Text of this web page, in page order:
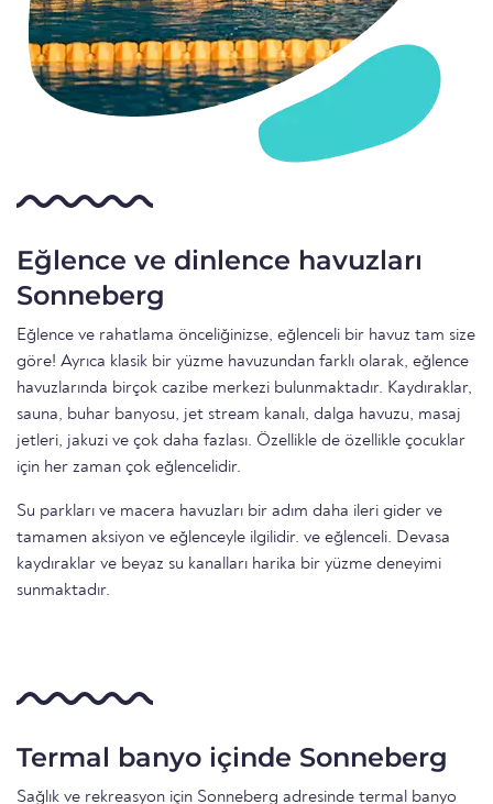
Eğlence ve dinlence havuzları
Sonneberg
Eğlence ve rahatlama önceliğinizse, eğlenceli bir havuz tam size
göre! Ayrıca klasik bir yüzme havuzundan farklı olarak, eğlence
havuzlarında birçok cazibe merkezi bulunmaktadır. Kaydıraklar,
sauna, buhar banyosu, jet stream kanalı, dalga havuzu, masaj
jetleri, jakuzi ve çok daha fazlası. Özellikle de özellikle çocuklar
için her zaman çok eğlencelidir.
Su parkları ve macera havuzları bir adım daha ileri gider ve
tamamen aksiyon ve eğlenceyle ilgilidir. ve eğlenceli. Devasa
kaydıraklar ve beyaz su kanalları harika bir yüzme deneyimi
sunmaktadır.
Termal banyo içinde Sonneberg
Sağlık ve rekreasyon için Sonneberg adresinde termal banyo